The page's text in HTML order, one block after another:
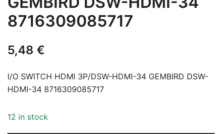
8716309085717
5,48 €
I/O SWITCH HDMI 3P/DSW-HDMI-34 GEMBIRD DSW-
HDMI-34 8716309085717
12 in stock